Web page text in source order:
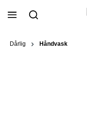
Dårlig Håndvask